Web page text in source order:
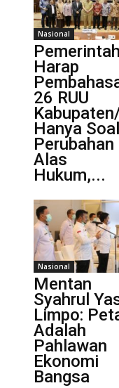
Nasional
Pemerintah
Harap
26 RUU
Hanya Soal
Perubahan
Alas
Hukum,...
Nasional
Mentan
Syahrul
Limpo:
Adalah
Pahlawan
Ekonomi
Bangsa